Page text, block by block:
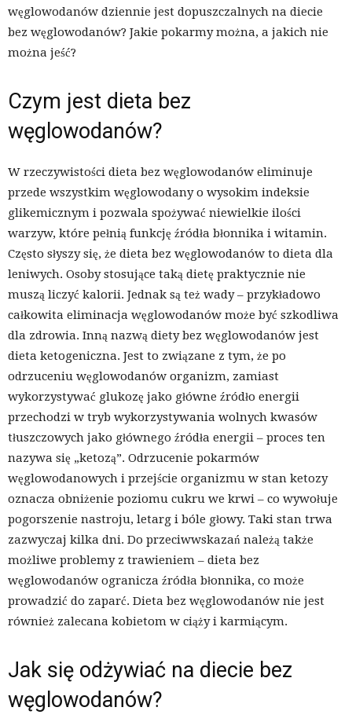
węglowodanów dziennie jest dopuszczalnych na diecie
bez węglowodanów? Jakie pokarmy można, a jakich nie
można jeść?
Czym jest dieta bez
węglowodanów?
W rzeczywistości dieta bez węglowodanów eliminuje
przede wszystkim węglowodany o wysokim indeksie
glikemicznym i pozwala spożywać niewielkie ilości
warzyw, które pełnią funkcję źródła błonnika i witamin.
Często słyszy się, że dieta bez węglowodanów to dieta dla
leniwych. Osoby stosujące taką dietę praktycznie nie
muszą liczyć kalorii. Jednak są też wady – przykładowo
całkowita eliminacja węglowodanów może być szkodliwa
dla zdrowia. Inną nazwą diety bez węglowodanów jest
dieta ketogeniczna. Jest to związane z tym, że po
odrzuceniu węglowodanów organizm, zamiast
wykorzystywać glukozę jako główne źródło energii
przechodzi w tryb wykorzystywania wolnych kwasów
tłuszczowych jako głównego źródła energii – proces ten
nazywa się „ketozą”. Odrzucenie pokarmów
węglowodanowych i przejście organizmu w stan ketozy
oznacza obniżenie poziomu cukru we krwi – co wywołuje
pogorszenie nastroju, letarg i bóle głowy. Taki stan trwa
zazwyczaj kilka dni. Do przeciwwskazań należą także
możliwe problemy z trawieniem – dieta bez
węglowodanów ogranicza źródła błonnika, co może
prowadzić do zaparć. Dieta bez węglowodanów nie jest
również zalecana kobietom w ciąży i karmiącym.
Jak się odżywiać na diecie bez
węglowodanów?